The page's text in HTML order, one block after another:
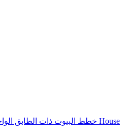
خطط البيوت ذات الطابق House